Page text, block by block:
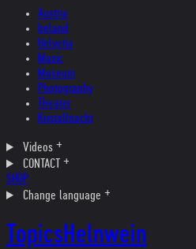
Austria
Ireland
Helvetia
Music
Museum
Photography
Theater
Kristallnacht
Videos
CONTACT
SHOP
Change language
TopicsHelnwein